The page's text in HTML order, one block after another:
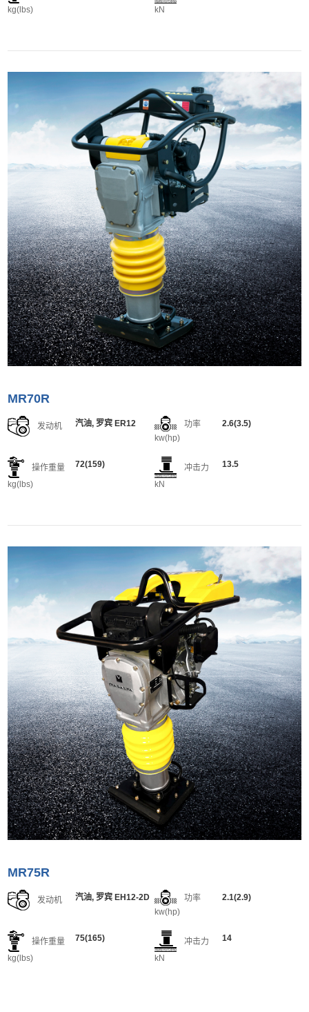
kg(lbs)
kN
MR70R
发动机 汽油, 罗宾 ER12
功率
kw(hp)
2.6(3.5)
操作重量
kg(lbs)
72(159)
冲击力
kN
13.5
MR75R
发动机 汽油, 罗宾 EH12-2D
功率
kw(hp)
2.1(2.9)
操作重量
kg(lbs)
75(165)
冲击力
kN
14